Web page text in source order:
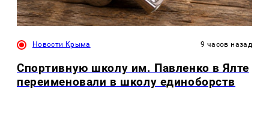
Новости Крыма 9 часов назад
Спортивную школу им. Павленко в Ялте
переименовали в школу единоборств